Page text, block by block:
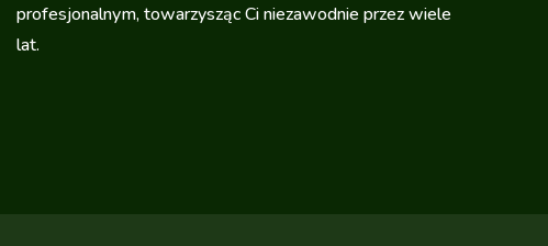
profesjonalnym, towarzysząc Ci niezawodnie przez wiele
lat.